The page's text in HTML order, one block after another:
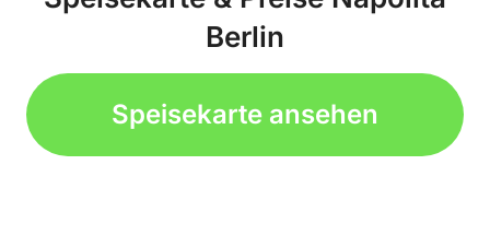
Berlin
Speisekarte ansehen